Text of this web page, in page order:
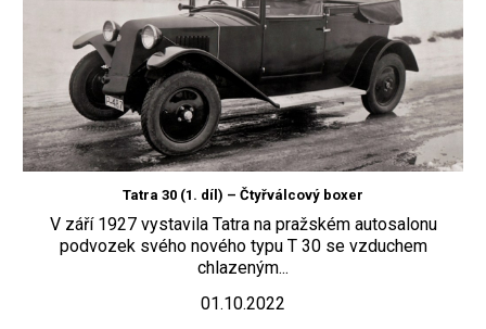
Tatra 30 (1. díl) – Čtyřválcový boxer
V září 1927 vystavila Tatra na pražském autosalonu
podvozek svého nového typu T 30 se vzduchem
chlazeným...
01.10.2022